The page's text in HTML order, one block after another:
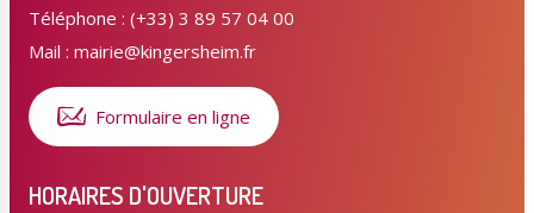
Téléphone : (+33) 3 89 57 04 00
Mail : mairie@kingersheim.fr
Formulaire en ligne
HORAIRES D'OUVERTURE